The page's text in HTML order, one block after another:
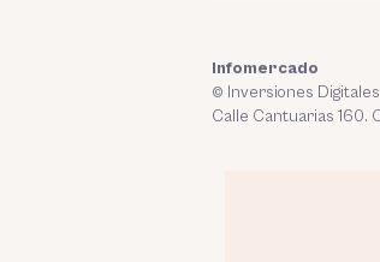
Infomercado
© Inversiones
Calle Cantuarias 160.